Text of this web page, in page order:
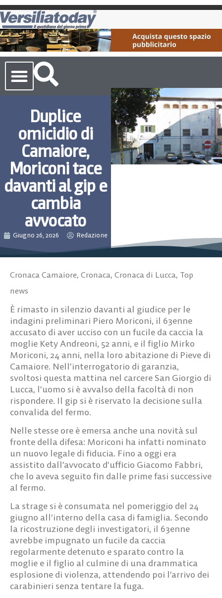
Duplice
omicidio di
Camaiore,
Moriconi tace
davanti al gip e
cambia
avvocato
Giugno 26, 2026 Redazione
Cronaca Camaiore, Cronaca, Cronaca di Lucca, Top
news
È rimasto in silenzio davanti al giudice per le
indagini preliminari Piero Moriconi, il 63enne
accusato di aver ucciso con un fucile da caccia la
moglie Kety Andreoni, 52 anni, e il figlio Mirko
Moriconi, 24 anni, nella loro abitazione di Pieve di
Camaiore. Nell’interrogatorio di garanzia,
svoltosi questa mattina nel carcere San Giorgio di
Lucca, l’uomo si è avvalso della facoltà di non
rispondere. Il gip si è riservato la decisione sulla
convalida del fermo.
Nelle stesse ore è emersa anche una novità sul
fronte della difesa: Moriconi ha infatti nominato
un nuovo legale di fiducia. Fino a oggi era
assistito dall’avvocato d’ufficio Giacomo Fabbri,
che lo aveva seguito fin dalle prime fasi successive
al fermo.
La strage si è consumata nel pomeriggio del 24
giugno all’interno della casa di famiglia. Secondo
la ricostruzione degli investigatori, il 63enne
avrebbe impugnato un fucile da caccia
regolarmente detenuto e sparato contro la
moglie e il figlio al culmine di una drammatica
esplosione di violenza, attendendo poi l’arrivo dei
carabinieri senza tentare la fuga.